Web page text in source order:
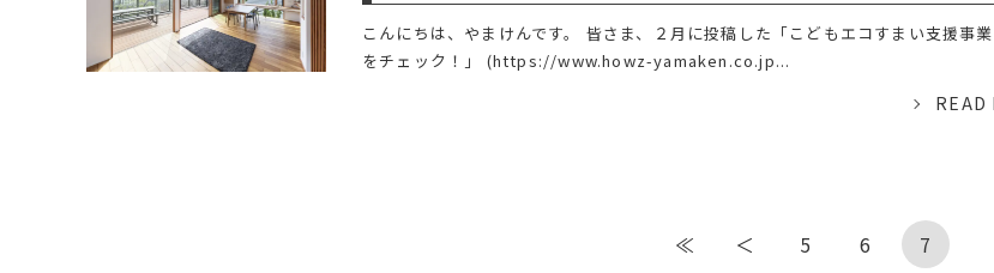
こんにちは、やまけんです。 皆さま、２月に投稿した「こどもエコすまい支援事
をチェック！」 (https://www.howz-yamaken.co.jp...
READ
≪ ＜ 5 6 7